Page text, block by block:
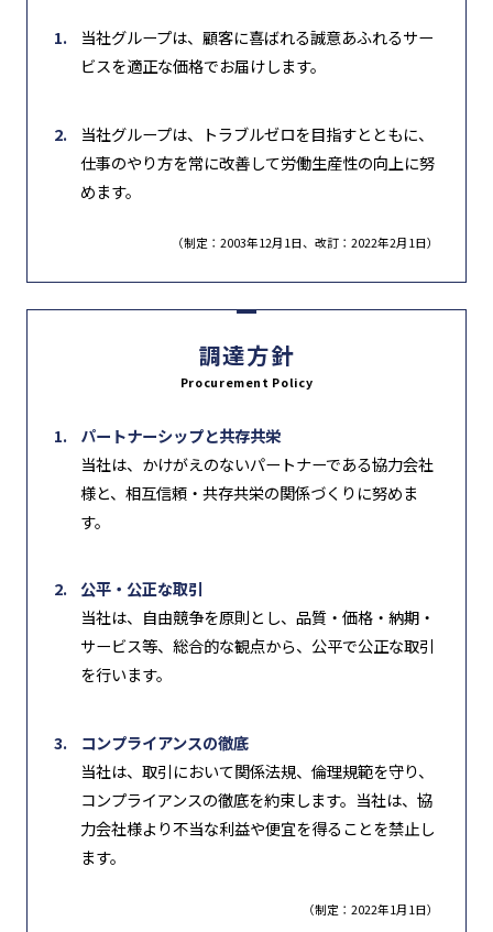
当社グループは、顧客に喜ばれる誠意あふれるサー
ビスを適正な価格でお届けします。
当社グループは、トラブルゼロを目指すとともに、
仕事のやり方を常に改善して労働生産性の向上に努
めます。
（制定：2003年12月1日、改訂：2022年2月1日）
調達方針
Procurement Policy
パートナーシップと共存共栄
当社は、かけがえのないパートナーである協力会社
様と、相互信頼・共存共栄の関係づくりに努めま
す。
公平・公正な取引
当社は、自由競争を原則とし、品質・価格・納期・
サービス等、総合的な観点から、公平で公正な取引
を行います。
コンプライアンスの徹底
当社は、取引において関係法規、倫理規範を守り、
コンプライアンスの徹底を約束します。当社は、協
力会社様より不当な利益や便宜を得ることを禁止し
ます。
（制定：2022年1月1日）